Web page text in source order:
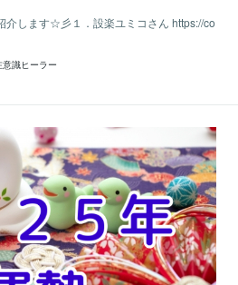
介します☆彡１．設楽ユミコさん https://co
識ヒーラー